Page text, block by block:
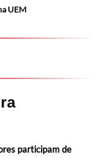
UEM
participam de